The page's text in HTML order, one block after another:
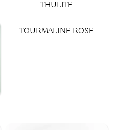
THULITE
TOURMALINE ROSE